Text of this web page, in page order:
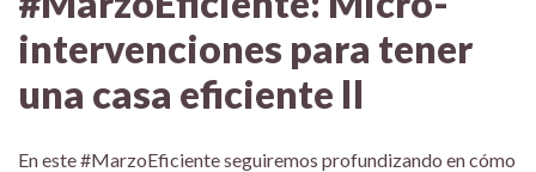
intervenciones para tener
una casa eficiente II
En este #MarzoEficiente seguiremos profundizando en cómo